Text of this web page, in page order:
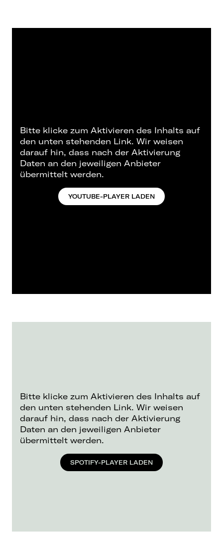
Bitte klicke zum Aktivieren des Inhalts auf
den unten stehenden Link. Wir weisen
darauf hin, dass nach der Aktivierung
Daten an den jeweiligen Anbieter
übermittelt werden.
YOUTUBE-PLAYER LADEN
Bitte klicke zum Aktivieren des Inhalts auf
den unten stehenden Link. Wir weisen
darauf hin, dass nach der Aktivierung
Daten an den jeweiligen Anbieter
übermittelt werden.
SPOTIFY-PLAYER LADEN